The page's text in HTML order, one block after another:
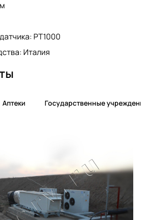
PT1000
Италия
Аптеки Государственные